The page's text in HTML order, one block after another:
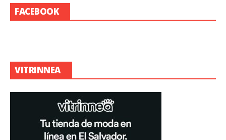
FACEBOOK
VITRINNEA